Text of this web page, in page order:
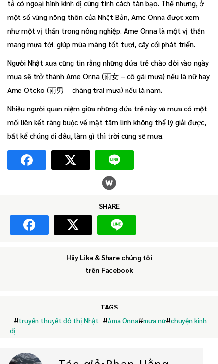
tả có ngoại hình kinh dị cùng tính cách tàn bạo. Thế nhưng, ở
một số vùng nông thôn của Nhật Bản, Ame Onna được xem
như một vị thần trong nông nghiệp. Ame Onna là một vị thần
mang mưa tới, giúp mùa màng tốt tươi, cây cối phát triển.
Người Nhật xưa cũng tin rằng những đứa trẻ chào đời vào ngày
mưa sẽ trở thành Ame Onna (雨女 – cô gái mưa) nếu là nữ hay
Ame Otoko (雨男 – chàng trai mưa) nếu là nam.
Nhiều người quan niệm giữa những đứa trẻ này và mưa có một
mối liên kết ràng buộc về mặt tâm linh không thể lý giải được,
bất kể chúng đi đâu, làm gì thì trời cũng sẽ mưa.
SHARE
Hãy Like & Share chúng tôi
trên Facebook
TAGS
#truyền thuyết đô thị Nhật #Ama Onna#mưa nữ#chuyện kinh
dị